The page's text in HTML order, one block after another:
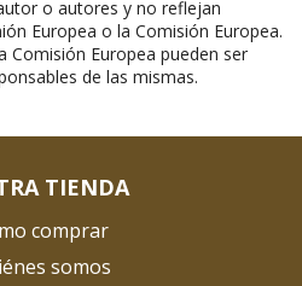
o autores y no reflejan
Europea o la Comisión Europea.
Comisión Europea pueden ser
de las mismas.
TIENDA
comprar
somos